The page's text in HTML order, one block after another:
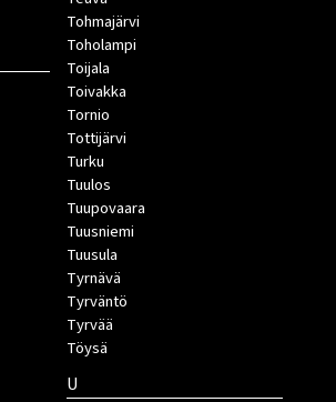
Tohmajärvi
Toholampi
Toijala
Toivakka
Tornio
Tottijärvi
Turku
Tuulos
Tuupovaara
Tuusniemi
Tuusula
Tyrnävä
Tyrväntö
Tyrvää
Töysä
U